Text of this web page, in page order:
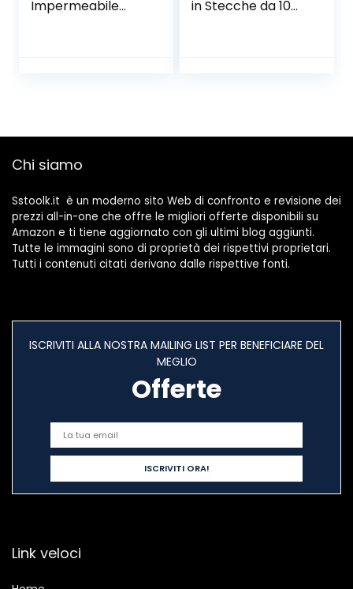
Impermeabile
del Cavo Ø1-13mm
in Stecche da 10
Chi siamo
Sstoolk.it è un moderno sito Web di confronto e revisione dei
prezzi all-in-one che offre le migliori offerte disponibili su
Amazon e ti tiene aggiornato con gli ultimi blog aggiunti.
Tutte le immagini sono di proprietà dei rispettivi proprietari.
Tutti i contenuti citati derivano dalle rispettive fonti.
ISCRIVITI ALLA NOSTRA MAILING LIST PER BENEFICIARE DEL
MEGLIO
Offerte
Link veloci